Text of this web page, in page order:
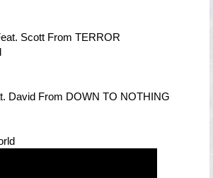
Scott From TERROR
David From DOWN TO NOTHING